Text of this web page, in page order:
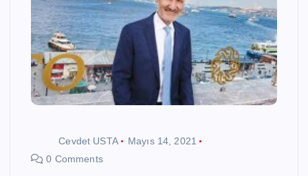
Cevdet USTA
Mayıs 14, 2021
0 Comments